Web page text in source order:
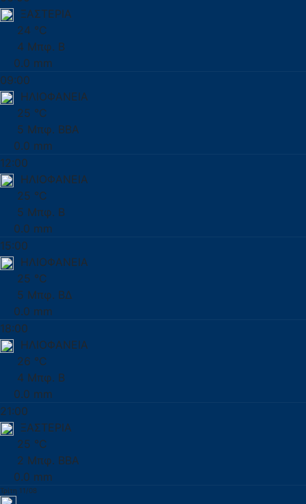
ΞΑΣΤΕΡΙΑ
24 °C
4 Μπφ. Β
0.0 mm
09:00
ΗΛΙΟΦΑΝΕΙΑ
25 °C
5 Μπφ. ΒΒΑ
0.0 mm
12:00
ΗΛΙΟΦΑΝΕΙΑ
25 °C
5 Μπφ. Β
0.0 mm
15:00
ΗΛΙΟΦΑΝΕΙΑ
25 °C
5 Μπφ. ΒΔ
0.0 mm
18:00
ΗΛΙΟΦΑΝΕΙΑ
26 °C
4 Μπφ. Β
0.0 mm
21:00
ΞΑΣΤΕΡΙΑ
25 °C
2 Μπφ. ΒΒΑ
0.0 mm
Τρίτη 11/08